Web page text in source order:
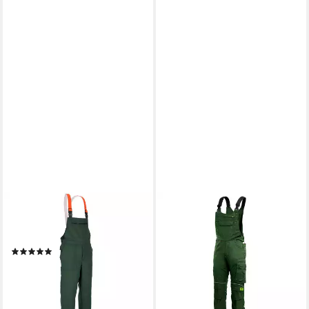
Arbeitslatzhose Forstschutz-
(4)
UVP
lieferbar - in 2-3 Werktagen bei dir